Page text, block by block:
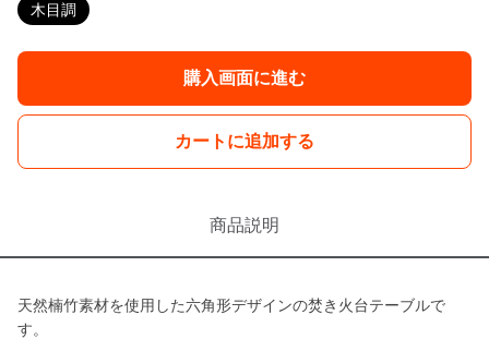
木目調
購入画面に進む
カートに追加する
商品説明
天然楠竹素材を使用した六角形デザインの焚き火台テーブルで
す。